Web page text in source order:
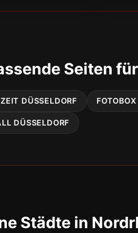
Seiten
DÜSSELDORF
DÜSSELDORF
Städte in